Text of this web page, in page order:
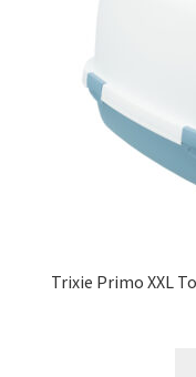
Trixie Primo XXL